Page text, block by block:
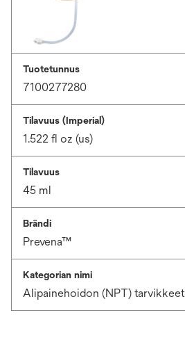
Tuotetunnus
7100277280
Tilavuus (Imperial)
1.522 fl oz (us)
Tilavuus
45 ml
Brändi
Prevena™
Kategorian nimi
Alipainehoidon (NPT) tarvikkeet